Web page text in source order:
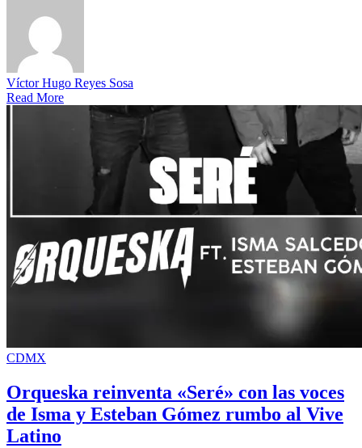
Víctor Hugo Reyes Sosa
Read More
CDMX
Orqueska reinventa «Seré» con las voces
de Isma y Esteban Gómez rumbo al Vive
Latino